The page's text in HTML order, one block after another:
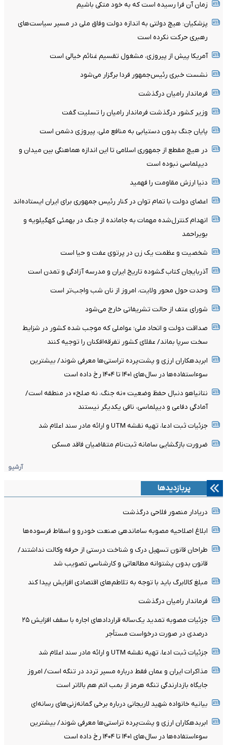
زمان آن فرا رسیده است که به خود متکی باشیم
پزشکیان: هیچ دولتی به اندازه دولت وفاق ملی در مسیر سیاست‌های
رهبری حرکت نکرده است
آمریکا پیش از پیروزی، مشغول تقسیم غنائم خیالی است
نشست خبری رئیس‌جمهور فردا برگزار می‌شود
فرماندار رامیان درگذشت
وزیر کشور درگذشت فرماندار رامیان را تسلیت گفت
پایان جنگ بدون دستیابی به منافع ملی، پیروزی دشمن است
در هیچ مقطع از جمهوری اسلامی تا این اندازه هماهنگی بین میدان و
دیپلماسی نبوده است
دنیا ارزش مقاومت را فهمید
اعضای دولت با تمام توان در کنار رئیس جمهوری برای ایران ایستاده‌اند
انهدام کنترل‌شده مهمات به‌ جامانده از جنگ در بهمئی کهگیلویه و
بویراحمد
شخصیت و عظمت یک زن در پرتوی عفت و حیا است
آذربایجان کتاب گشوده تاریخ ایران و مدرسه آزادگی و تمدن است
وحدت حول محور ولایت، امروز از نان شب واجب‌تر است
شورای عتف از حالت تشریفاتی خارج می‌شود
صداقت دولت و اتحاد ملی؛ عواملی که موجب شده کشور در شزایط
سخت سرپا بماند/ عقلای کشور تفرقه‌افکنان را توجیه کنند
ابربدهکاران ارزی و پشت‌پرده تراستی‌ها معرفی شوند/ بیشترین
سوءاستفاده‌ها در سال‌های ۱۴۰۱ تا ۱۴۰۴ رخ داده است
نتانیاهو دنبال حفظ وضعیت «نه جنگ، نه صلح» در منطقه است/
آمادگی دفاعی و دیپلماسی، نافی یکدیگر نیستند
جزئیات ثبت ادعا، تهیه نقشه UTM و ارائه مادر سند اعلام شد
ضرورت بازگشایی سامانه ثبت‌نام متقاضیان فاقد مسکن
آرشیو
پربازدیدها
دریادار منصور فلاحی درگذشت
ابلاغ اصلاحیه مصوبه ساماندهی صنعت خودرو و اسقاط فرسوده‌ها
طراحان قانون تسهیل درک و شناخت درستی از حرفه وکالت نداشتند/
قانون بدون پشتوانه مطالعاتی و کارشناسی تصویب شد
مبلغ کالابرگ باید با توجه به تلاطم‌های اقتصادی افزایش پیدا کند
فرماندار رامیان درگذشت
جزئیات مصوبه تمدید یک‌ساله قرارداد‌های اجاره با سقف افزایش ۲۵
درصدی در صورت درخواست مستأجر
جزئیات ثبت ادعا، تهیه نقشه UTM و ارائه مادر سند اعلام شد
مذاکرات ایران و عمان فقط درباره مسیر تردد در تنگه است/ امروز
جایگاه بازدارندگی تنگه هرمز از بمب اتم هم بالاتر است
بیانیه خانواده شهید لاریجانی درباره برخی گمانه‌زنی‌های رسانه‌ای
ابربدهکاران ارزی و پشت‌پرده تراستی‌ها معرفی شوند/ بیشترین
سوءاستفاده‌ها در سال‌های ۱۴۰۱ تا ۱۴۰۴ رخ داده است